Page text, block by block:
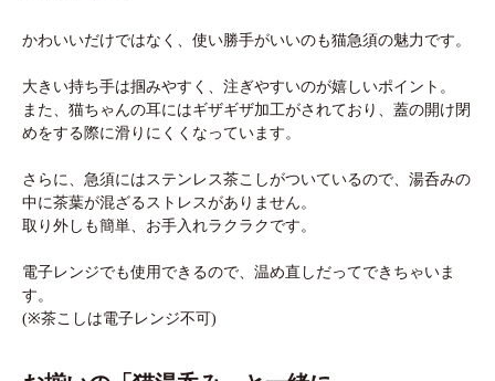
かわいいだけではなく、使い勝手がいいのも猫急須の魅力です。
大きい持ち手は掴みやすく、注ぎやすいのが嬉しいポイント。
また、猫ちゃんの耳にはギザギザ加工がされており、蓋の開け閉
めをする際に滑りにくくなっています。
さらに、急須にはステンレス茶こしがついているので、湯呑みの
中に茶葉が混ざるストレスがありません。
取り外しも簡単、お手入れラクラクです。
電子レンジでも使用できるので、温め直しだってできちゃいま
す。
(※茶こしは電子レンジ不可)